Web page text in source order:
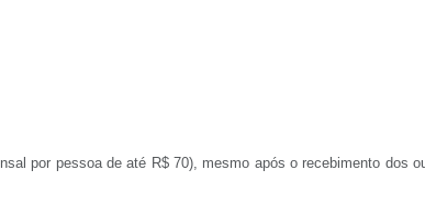
por pessoa de até R$ 70), mesmo após o recebimento dos